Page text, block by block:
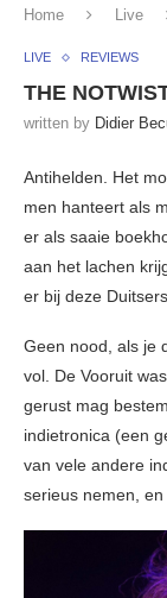
Home Live
LIVE REVIEWS
THE
written by Didier
Antihelden. Het
men hanteert als
er als saaie
aan het lachen
er bij deze
Geen nood, als je
vol. De Vooruit
gerust mag
indietronica (een
van vele andere
serieus nemen,